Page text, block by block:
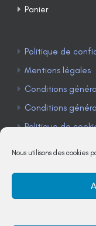
Nous utilisons des cookies
Panier
Politique de
Mentions légales
Conditions
Conditions
Politique de
TÉLÉPHONE : 04 90